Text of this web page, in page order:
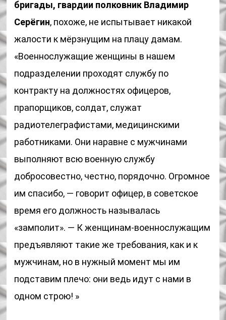
бригады, гвардии полковник Владимир
Серёгин, похоже, не испытывает никакой
жалости к мёрзнущим на плацу дамам.
«Военнослужащие женщины в нашем
подразделении проходят службу по
контракту на должностях офицеров,
прапорщиков, солдат, служат
радиотелеграфистами, медицинскими
работниками. Они наравне с мужчинами
выполняют всю военную службу
добросовестно, честно, порядочно. Огромное
им спасибо, — говорит офицер, в советское
время его должность называлась
«замполит». — К женщинам-военнослужащим
предъявляют такие же требования, как и к
мужчинам, но в нужный момент мы им
подставим плечо: они ведь идут с нами в
одном строю! »